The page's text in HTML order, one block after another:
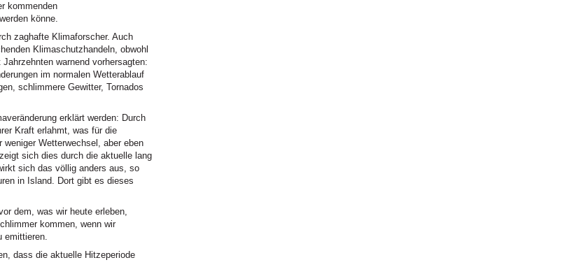
kommenden
könne.
zaghafte Klimaforscher. Auch
Klimaschutzhandeln, obwohl
warnend vorhersagten:
im normalen Wetterablauf
schlimmere Gewitter, Tornados
erklärt werden: Durch
Kraft erlahmt, was für die
Wetterwechsel, aber eben
sich dies durch die aktuelle lang
sich das völlig anders aus, so
in Island. Dort gibt es dieses
dem, was wir heute erleben,
kommen, wenn wir
emittieren.
dass die aktuelle Hitzeperiode